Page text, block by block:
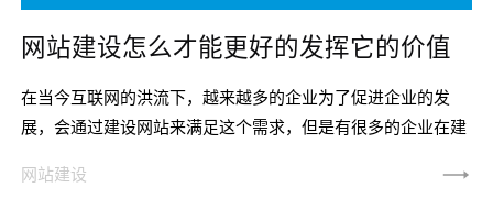
网站建设怎么才能更好的发挥它的价值
在当今互联网的洪流下，越来越多的企业为了促进企业的发
展，会通过建设网站来满足这个需求，但是有很多的企业在建
的作用，那么如何才能发挥它的价值呢？1、建设网站之前做
网站建设